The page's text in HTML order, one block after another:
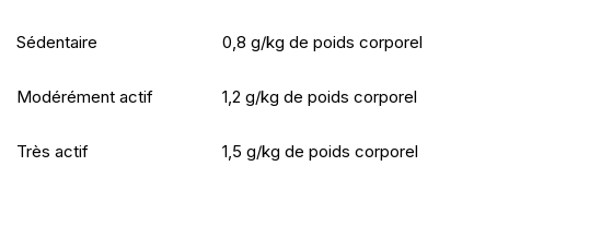
Sédentaire 0,8 g/kg de poids corporel
Modérément actif 1,2 g/kg de poids corporel
Très actif 1,5 g/kg de poids corporel